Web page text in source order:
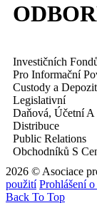
Investičních
Pro Informační
Custody a
Legislativní
Daňová, Účetní A
Distribuce
Public Relations
Obchodníků S
2026 © Asociace
použití Prohlášení
Back To Top